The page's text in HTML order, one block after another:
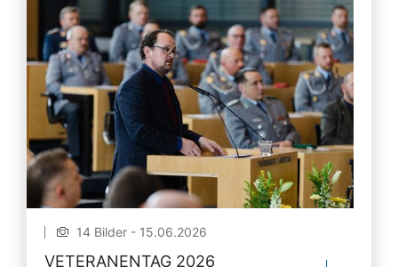
14 Bilder - 15.06.2026
VETERANENTAG 2026